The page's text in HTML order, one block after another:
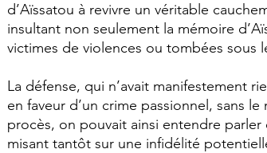
d’Aïssatou à revivre un véritable
insultant non seulement la mémoire
victimes de violences ou tombées sous
La défense, qui n’avait manifestement
en faveur d’un crime passionnel, sans
procès, on pouvait ainsi entendre
misant tantôt sur une infidélité